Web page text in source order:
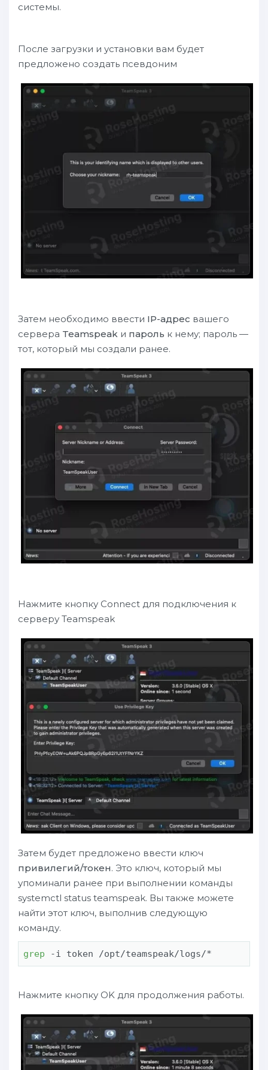
системы.
После загрузки и установки вам будет
предложено создать псевдоним
Затем необходимо ввести IP-адрес вашего
сервера Teamspeak и пароль к нему; пароль —
тот, который мы создали ранее.
Нажмите кнопку Connect для подключения к
серверу Teamspeak
Затем будет предложено ввести ключ
привилегий/токен. Это ключ, который мы
упоминали ранее при выполнении команды
systemctl status teamspeak. Вы также можете
найти этот ключ, выполнив следующую
команду.
grep -i token /opt/teamspeak/logs/*
Нажмите кнопку OK для продолжения работы.